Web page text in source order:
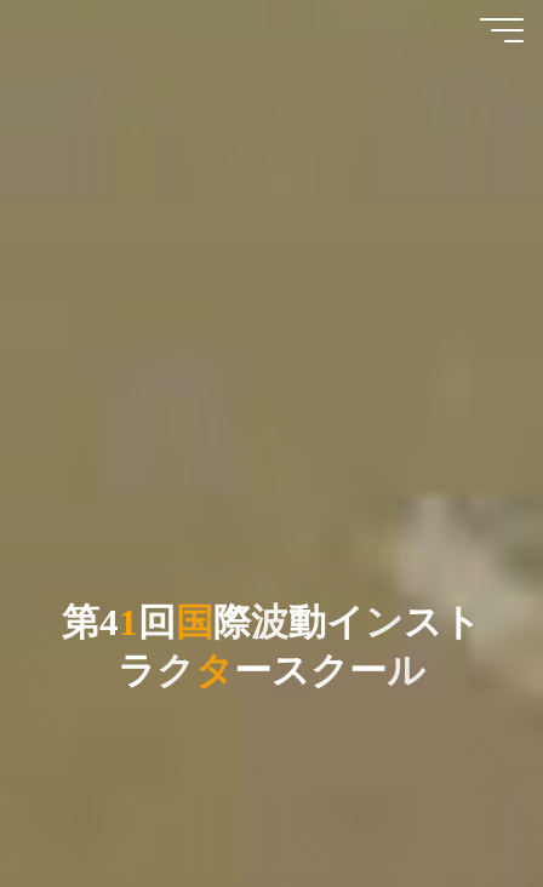
第41 回 国 際波 波
動イ ンス ス
ト
ト
ラク
ク タ ースク ール
ル